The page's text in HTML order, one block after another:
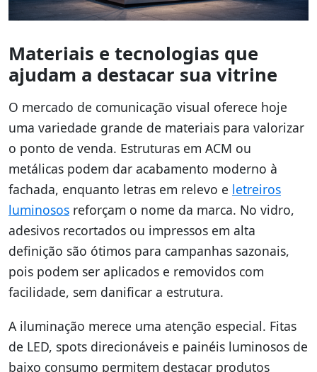
Materiais e tecnologias que
ajudam a destacar sua vitrine
O mercado de comunicação visual oferece hoje
uma variedade grande de materiais para valorizar
o ponto de venda. Estruturas em ACM ou
metálicas podem dar acabamento moderno à
fachada, enquanto letras em relevo e letreiros
luminosos reforçam o nome da marca. No vidro,
adesivos recortados ou impressos em alta
definição são ótimos para campanhas sazonais,
pois podem ser aplicados e removidos com
facilidade, sem danificar a estrutura.
A iluminação merece uma atenção especial. Fitas
de LED, spots direcionáveis e painéis luminosos de
baixo consumo permitem destacar produtos